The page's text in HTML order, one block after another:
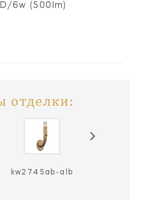
6w (500lm)
отделки:
kw2745ab-alb